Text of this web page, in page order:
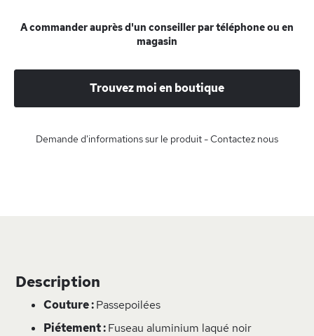
A commander auprès d'un conseiller par téléphone ou en
magasin
Trouvez moi en boutique
Demande d'informations sur le produit - Contactez nous
Description
Couture :Passepoilées
Piétement :Fuseau aluminium laqué noir